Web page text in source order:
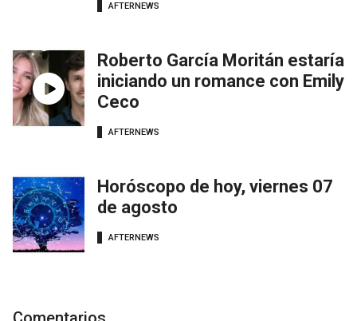
AFTERNEWS
Roberto García Moritán estaría
iniciando un romance con Emily
Ceco
AFTERNEWS
Horóscopo de hoy, viernes 07
de agosto
AFTERNEWS